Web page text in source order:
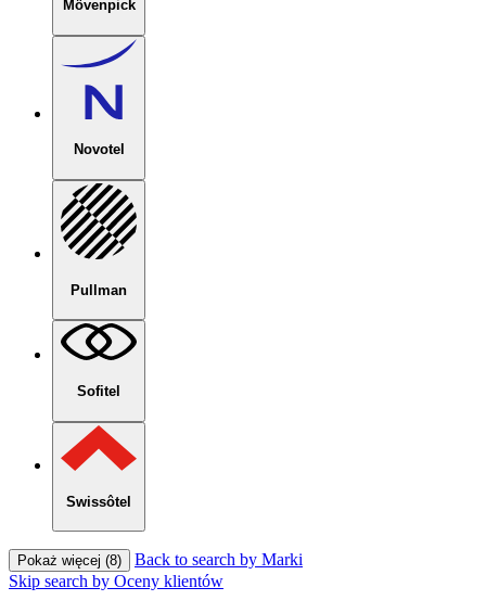
Mövenpick
Novotel
Pullman
Sofitel
Swissôtel
Pokaż więcej (8)
Back to search by Marki
Skip search by Oceny klientów